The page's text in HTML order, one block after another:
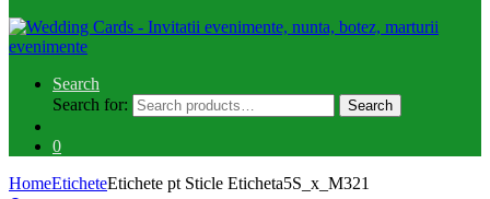
Search
Search for:
Search
0
HomeEticheteEtichete pt Sticle Eticheta5S_x_M321